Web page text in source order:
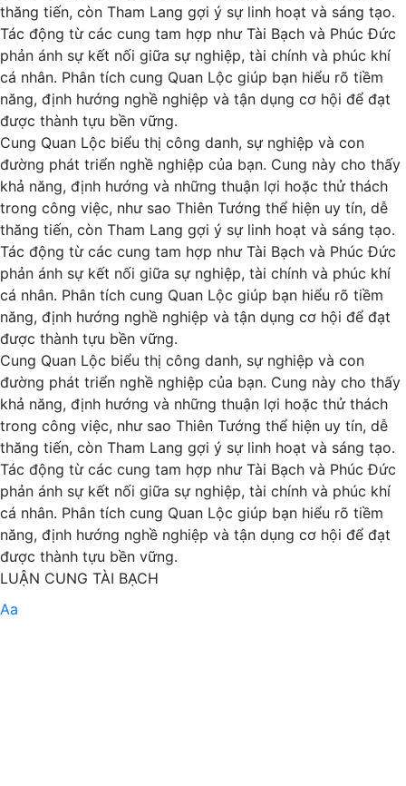
thăng tiến, còn Tham Lang gợi ý sự linh hoạt và sáng tạo.
Tác động từ các cung tam hợp như Tài Bạch và Phúc Đức
phản ánh sự kết nối giữa sự nghiệp, tài chính và phúc khí
cá nhân. Phân tích cung Quan Lộc giúp bạn hiểu rõ tiềm
năng, định hướng nghề nghiệp và tận dụng cơ hội để đạt
được thành tựu bền vững.
Cung Quan Lộc biểu thị công danh, sự nghiệp và con
đường phát triển nghề nghiệp của bạn. Cung này cho thấy
khả năng, định hướng và những thuận lợi hoặc thử thách
trong công việc, như sao Thiên Tướng thể hiện uy tín, dễ
thăng tiến, còn Tham Lang gợi ý sự linh hoạt và sáng tạo.
Tác động từ các cung tam hợp như Tài Bạch và Phúc Đức
phản ánh sự kết nối giữa sự nghiệp, tài chính và phúc khí
cá nhân. Phân tích cung Quan Lộc giúp bạn hiểu rõ tiềm
năng, định hướng nghề nghiệp và tận dụng cơ hội để đạt
được thành tựu bền vững.
Cung Quan Lộc biểu thị công danh, sự nghiệp và con
đường phát triển nghề nghiệp của bạn. Cung này cho thấy
khả năng, định hướng và những thuận lợi hoặc thử thách
trong công việc, như sao Thiên Tướng thể hiện uy tín, dễ
thăng tiến, còn Tham Lang gợi ý sự linh hoạt và sáng tạo.
Tác động từ các cung tam hợp như Tài Bạch và Phúc Đức
phản ánh sự kết nối giữa sự nghiệp, tài chính và phúc khí
cá nhân. Phân tích cung Quan Lộc giúp bạn hiểu rõ tiềm
năng, định hướng nghề nghiệp và tận dụng cơ hội để đạt
được thành tựu bền vững.
LUẬN CUNG TÀI BẠCH
Aa